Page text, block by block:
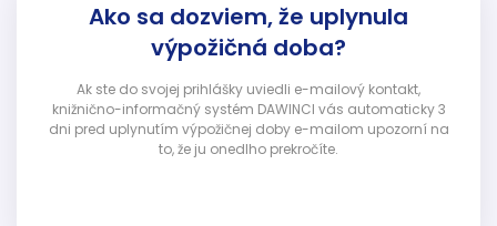
Ako sa dozviem, že uplynula
výpožičná doba?
Ak ste do svojej prihlášky uviedli e-mailový kontakt,
knižnično-informačný systém DAWINCI vás automaticky 3
dni pred uplynutím výpožičnej doby e-mailom upozorní na
to, že ju onedlho prekročíte.